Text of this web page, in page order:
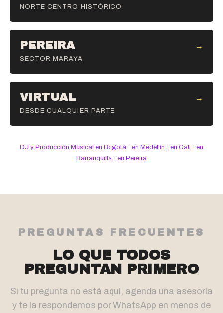
NORTE CENTRO HISTÓRICO
PEREIRA
SECTOR MARAYA
→
VIRTUAL
DESDE CUALQUIER PARTE
→
DJ y Producción Musical en Bogotá · en Medellín · en Cali · en
Barranquilla · en Pereira
PREGUNTAS FRECUENTES
LO QUE TODOS
PREGUNTAN PRIMERO
Si tu pregunta no está aquí, agenda una asesoría
y te la respondemos por WhatsApp en menos de